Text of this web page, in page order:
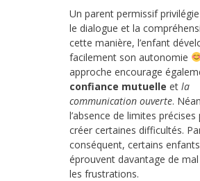
Un parent permissif
le dialogue et la
cette manière, l’enfant
facilement son autonomie
approche encourage
confiance mutuelle et la
communication ouverte.
l’absence de limites précises
créer certaines difficultés.
conséquent, certains enfants
éprouvent davantage de
les frustrations.